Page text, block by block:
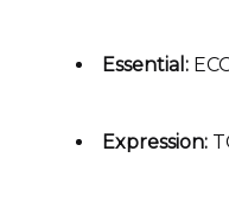
Essential:
Expression: